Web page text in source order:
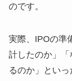
のです。
実際、IPOの準
計したのか」
るのか」とい